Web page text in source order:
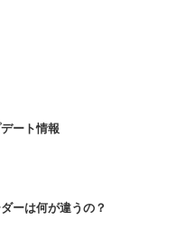
ート情報
ーは何が違うの？